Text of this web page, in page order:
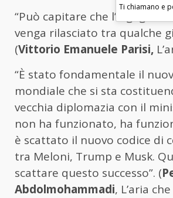
“Può capitare che l’ingegnere
venga rilasciato tra qualche
(Vittorio Emanuele Parisi,
“È stato fondamentale il
mondiale che si sta
vecchia diplomazia con il
non ha funzionato, ha
è scattato il nuovo codice di
tra Meloni, Trump e Musk.
scattare questo successo”. (
Abdolmohammadi, L’aria
Ti chiamano e